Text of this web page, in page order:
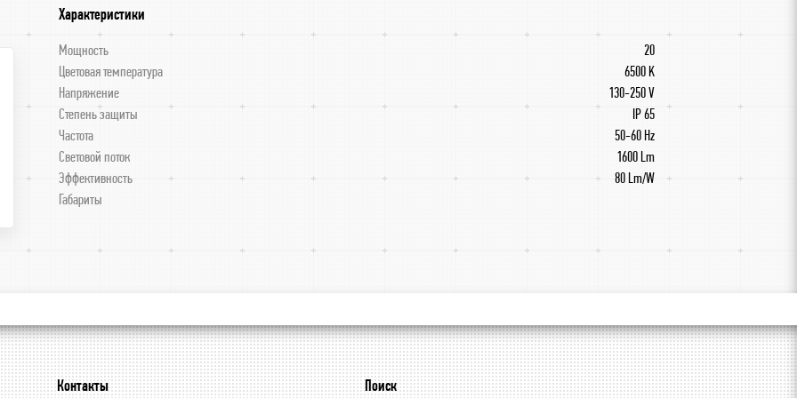
Характеристики
Мощность
20
Цветовая температура
6500 K
Напряжение
130-250 V
Степень защиты
IP 65
Частота
50-60 Hz
Световой поток
1600 Lm
Эффективность
80 Lm/W
Габариты
Контакты Поиск